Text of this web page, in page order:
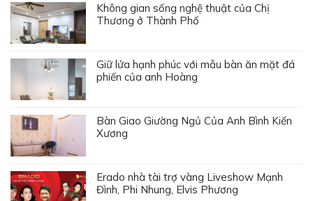
Không gian sống nghệ thuật của Chị
Thương ở Thành Phố
Giữ lửa hạnh phúc với mẫu bàn ăn mặt đá
phiến của anh Hoàng
Bàn Giao Giường Ngủ Của Anh Bình Kiến
Xương
Erado nhà tài trợ vàng Liveshow Mạnh
Đình, Phi Nhung, Elvis Phương